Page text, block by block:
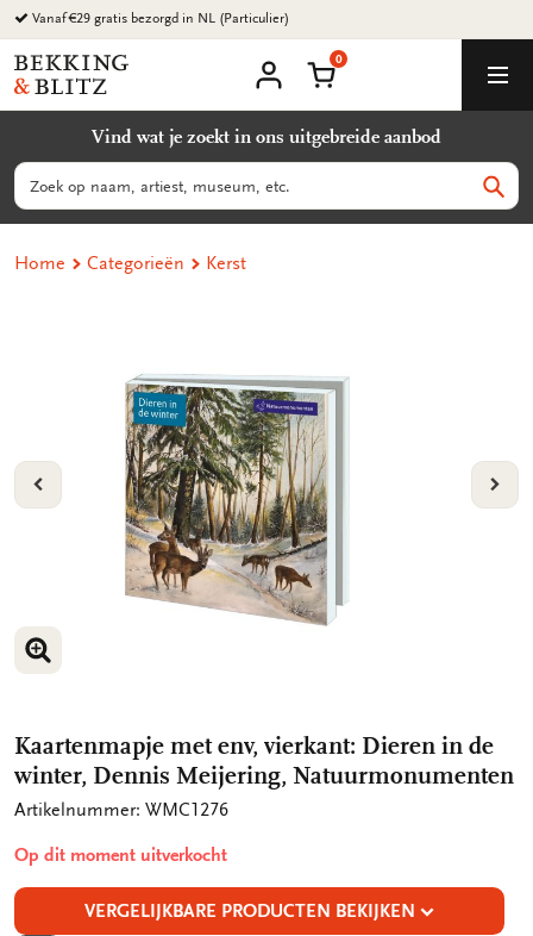
Ga
naar
content
Vanaf €29 gratis bezorgd in NL (Particulier)
Bekking
&
B.V.
account
Winkelmand
0
Vind wat je zoekt in ons uitgebreide aanbod
Zoeken
Home Categorieën Kerst
VORIGE
VERGROOT AFBEELDING
VERGROOT AFBEELDING
Kaartenmapje met env, vierkant: Dieren in de
winter, Dennis Meijering, Natuurmonumenten
Artikelnummer: WMC1276
Op dit moment uitverkocht
VERGELIJKBARE PRODUCTEN BEKIJKEN